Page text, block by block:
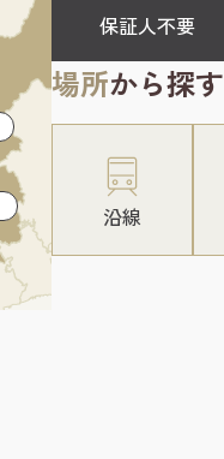
保証人不要
場所から探す
沿線